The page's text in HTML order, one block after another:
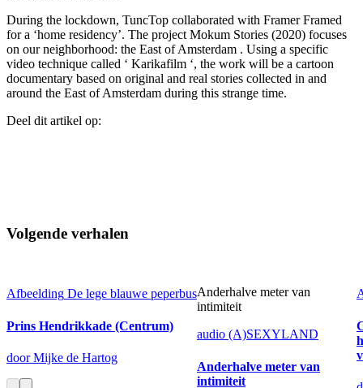
During the lockdown, TuncTop collaborated with Framer Framed
for a ‘home residency’. The project Mokum Stories (2020) focuses
on our neighborhood: the East of Amsterdam . Using a specific
video technique called ‘ Karikafilm ‘, the work will be a cartoon
documentary based on original and real stories collected in and
around the East of Amsterdam during this strange time.
Deel dit artikel op:
Volgende verhalen
Afbeelding De lege blauwe peperbus
Prins Hendrikkade (Centrum)
door Mijke de Hartog
Anderhalve meter van
intimiteit
audio (A)SEXYLAND
Anderhalve meter van
intimiteit